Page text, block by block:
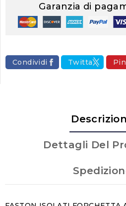
Garanzia di
Condividi Twitta
Dettagli Del